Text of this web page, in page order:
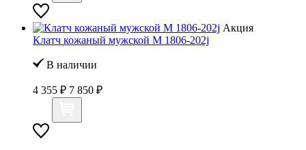
Акция
Клатч кожаный мужской M 1806-202j
В наличии
4 355 ₽ 7 850 ₽